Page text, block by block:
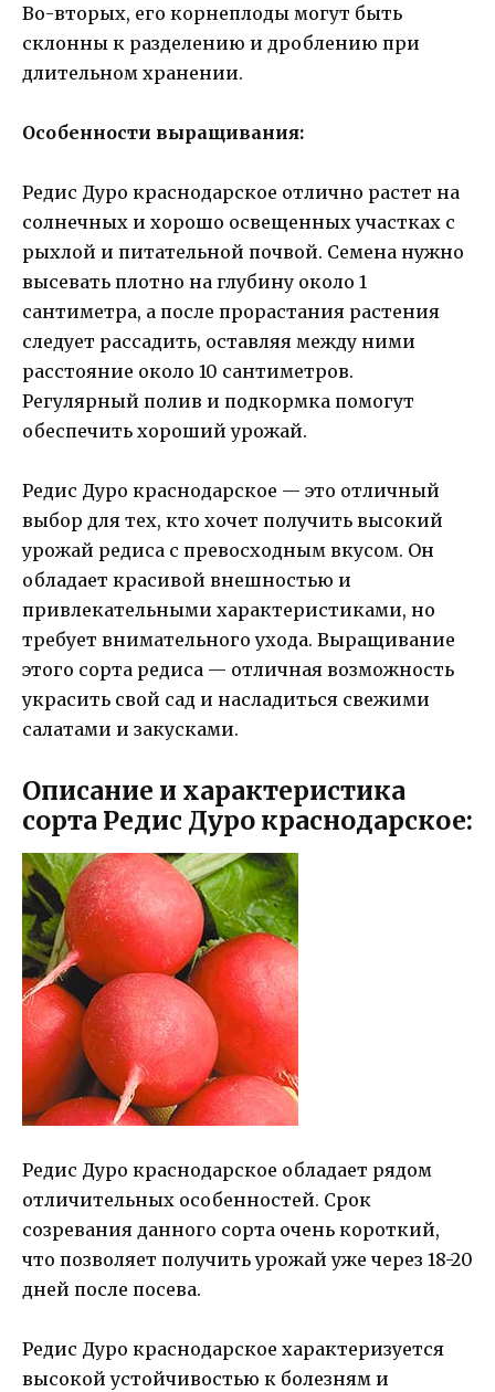
Во-вторых, его корнеплоды могут быть
склонны к разделению и дроблению при
длительном хранении.
Особенности выращивания:
Редис Дуро краснодарское отлично растет на
солнечных и хорошо освещенных участках с
рыхлой и питательной почвой. Семена нужно
высевать плотно на глубину около 1
сантиметра, а после прорастания растения
следует рассадить, оставляя между ними
расстояние около 10 сантиметров.
Регулярный полив и подкормка помогут
обеспечить хороший урожай.
Редис Дуро краснодарское — это отличный
выбор для тех, кто хочет получить высокий
урожай редиса с превосходным вкусом. Он
обладает красивой внешностью и
привлекательными характеристиками, но
требует внимательного ухода. Выращивание
этого сорта редиса — отличная возможность
украсить свой сад и насладиться свежими
салатами и закусками.
Описание и характеристика
сорта Редис Дуро краснодарское:
Редис Дуро краснодарское обладает рядом
отличительных особенностей. Срок
созревания данного сорта очень короткий,
что позволяет получить урожай уже через 18-20
дней после посева.
Редис Дуро краснодарское характеризуется
высокой устойчивостью к болезням и